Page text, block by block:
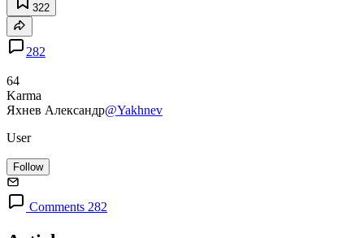
322
282
64
Karma
Яхнев Александр@Yakhnev
User
Follow
Comments 282